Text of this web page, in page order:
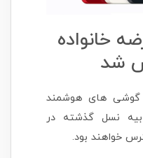
خانواده
گوشی های هوشمند
نسل گذشته در
خواهند بود.